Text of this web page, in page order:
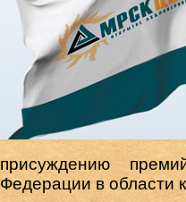
присуждению
Федерации в области